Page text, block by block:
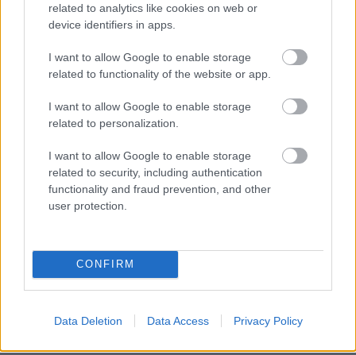
related to analytics like cookies on web or
device identifiers in apps.
I want to allow Google to enable storage
related to functionality of the website or app.
I want to allow Google to enable storage
related to personalization.
I want to allow Google to enable storage
related to security, including authentication
functionality and fraud prevention, and other
user protection.
CONFIRM
Data Deletion Data Access Privacy Policy
Lo más probable es que el mercado siga en marzo con la
de una manera tan pronunciada. Fichajes invernales como
Antony ya han alcanzado prácticamente su pico máximo y
es difícil que otras novedades de LaLiga lleguen a esas
cotas salvo que den un gran rendimiento en los próximos 31
¿Aún no juegas a Comunio? Regístrate, ¡gratis!